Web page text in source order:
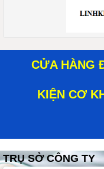
CỬA HÀNG
KIỆN CƠ
TRỤ SỞ CÔNG TY